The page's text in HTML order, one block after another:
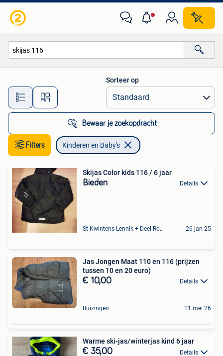
Alle afstanden…
Sorteer op
Bewaar je zoekopdracht
Filters Kinderen en Baby's
Skijas Color kids 116 / 6 jaar
Bieden Details
St-Kwintens-Lennik + Deel Roosdaal 26 jan 25
Jas Jongen Maat 110 en 116 (prijzen
tussen 10 en 20 euro)
€ 10,00 Details
Buizingen 11 mei 26
Warme ski-jas/winterjas kind 6 jaar
€ 35,00 Details